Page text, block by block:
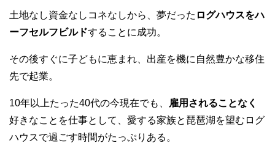
土地なし資金なしコネなしから、夢だった ログハウスをハ
ーフセルフビルドすることに成功。
その後すぐに子どもに恵まれ、出産を機に自然豊かな移住
先で起業。
10年以上たった40代の今現在でも、
雇用されることなく
好きなことを仕事として、愛する家族と琵琶湖を望むログ
ハウスで過ごす時間がたっぷりある。